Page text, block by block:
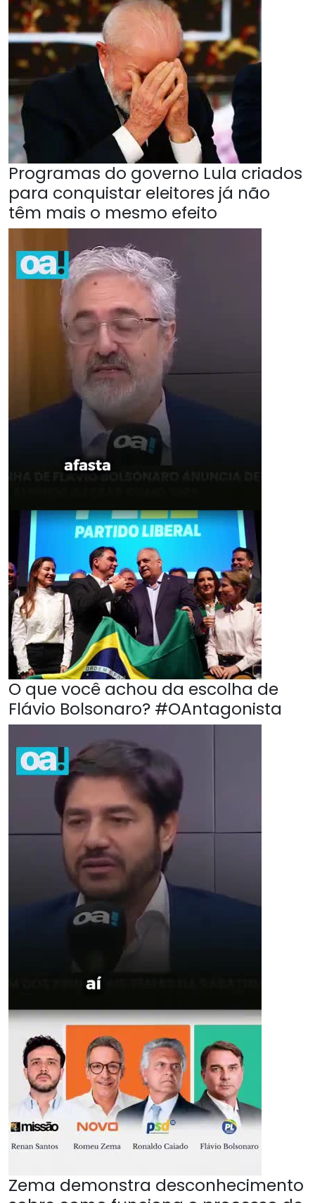
Programas do governo Lula criados
para conquistar eleitores já não
têm mais o mesmo efeito
O que você achou da escolha de
Flávio Bolsonaro? #OAntagonista
Zema demonstra desconhecimento